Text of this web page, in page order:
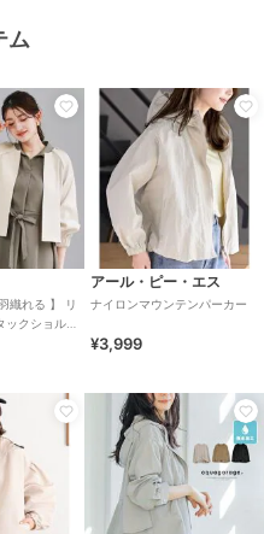
ム
織れる 】 リ
ックショル
アール・ピー・エス
ナイロンマウンテンパーカー
¥3,999